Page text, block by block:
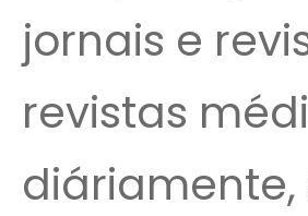
jornais e
revistas